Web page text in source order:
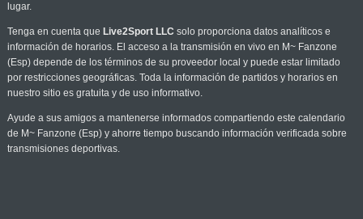
lugar.
Tenga en cuenta que Live2Sport LLC solo proporciona datos analíticos e
información de horarios. El acceso a la transmisión en vivo en M~ Fanzone
(Esp) depende de los términos de su proveedor local y puede estar limitado
por restricciones geográficas. Toda la información de partidos y horarios en
nuestro sitio es gratuita y de uso informativo.
Ayude a sus amigos a mantenerse informados compartiendo este calendario
de M~ Fanzone (Esp) y ahorre tiempo buscando información verificada sobre
transmisiones deportivas.